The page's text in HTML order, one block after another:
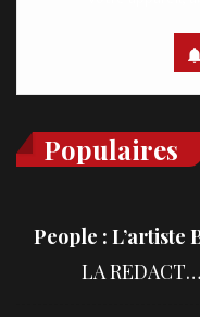
Populaires
People :
LA REDACTION